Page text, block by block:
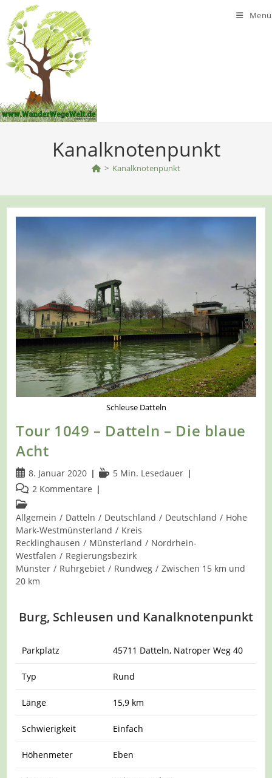
Inhalt
springen
Menü
Kanalknotenpunkt
> Kanalknotenpunkt
Schleuse Datteln
Tour 1049 – Datteln – Die blaue
Acht
Beitrag
veröffentlicht:
8. Januar 2020 Lesedauer:
5 Min. Lesedauer
Beitrags-
Kommentare:
2 Kommentare
Beitrags-
Kategorie:
Allgemein / Datteln / Deutschland / Deutschland / Hohe
Mark-Westmünsterland / Kreis
Recklinghausen / Münsterland / Nordrhein-
Westfalen / Regierungsbezirk
Münster / Ruhrgebiet / Rundweg / Zwischen 15 km und
20 km
Burg, Schleusen und Kanalknotenpunkt
Parkplatz 45711 Datteln, Natroper Weg 40
Typ Rund
Länge 15,9 km
Schwierigkeit Einfach
Höhenmeter Eben